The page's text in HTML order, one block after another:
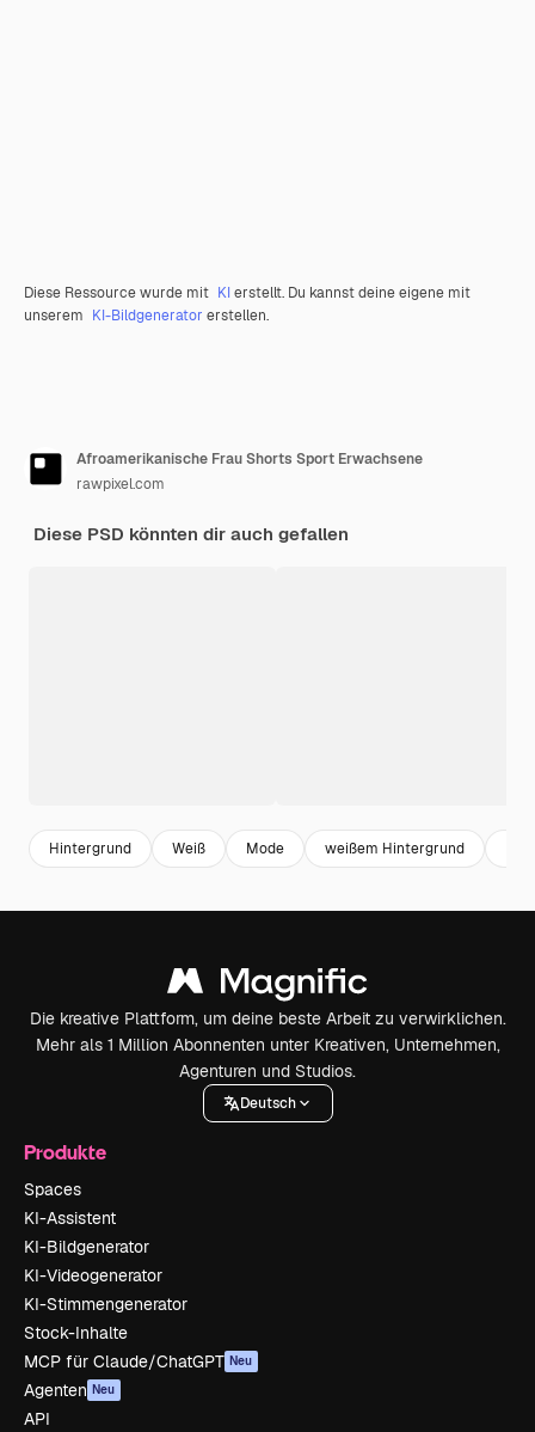
Diese Ressource wurde mit KIerstellt. Du kannst deine eigene mit
unserem KI-Bildgenerator erstellen.
Afroamerikanische Frau Shorts Sport Erwachsene
rawpixel.com
Diese PSD könnten dir auch gefallen
Hintergrund Weiß Mode weißem Hintergrund
Die kreative Plattform, um deine beste Arbeit zu verwirklichen.
Mehr als 1 Million Abonnenten unter Kreativen, Unternehmen,
Agenturen und Studios.
Deutsch
Produkte
Spaces
KI-Assistent
KI-Bildgenerator
KI-Videogenerator
KI-Stimmengenerator
Stock-Inhalte
MCP für Claude/ChatGPT Neu
Agenten Neu
API